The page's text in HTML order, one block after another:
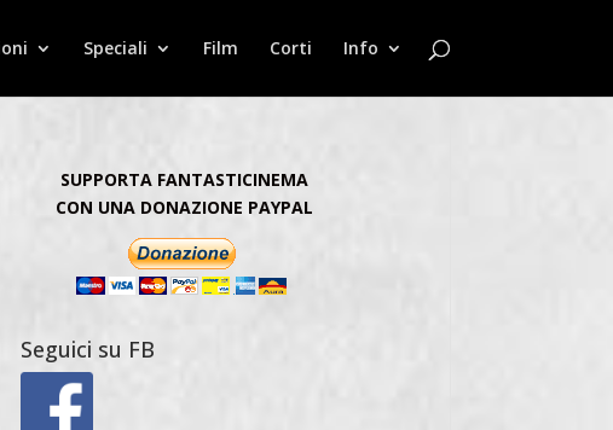
Speciali Film Corti Info
SUPPORTA FANTASTICINEMA
CON UNA DONAZIONE PAYPAL
Seguici su FB